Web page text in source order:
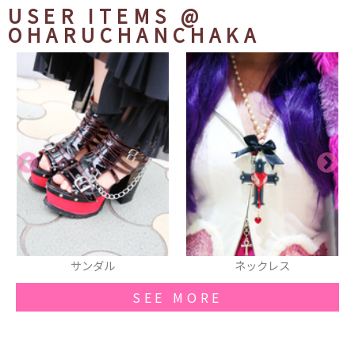
USER ITEMS @
OHARUCHANCHAKA
ネックレス 羽織
SEE MORE